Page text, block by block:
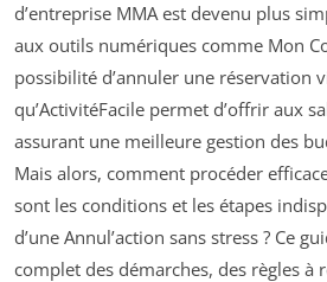
d’entreprise MMA est devenu plus
aux outils numériques comme Mon
possibilité d’annuler une réservation
qu’ActivitéFacile permet d’offrir aux
assurant une meilleure gestion des
Mais alors, comment procéder
sont les conditions et les étapes
d’une Annul’action sans stress ? Ce
complet des démarches, des règles à